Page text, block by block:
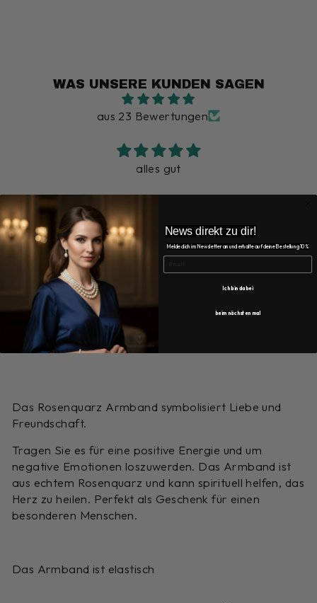
WAS UNSERE KUNDEN SAGEN
aus 23 Bewertungen
alles gut
Anonymous
Das Rosenquarz Armband symbolisiert Liebe und
Freundschaft.
Tragen Sie es für eine positive Energie und um
negative Emotionen loszuwerden. Das Armband ist
aus echtem Rosenquarz und kann spirituell helfen, das
Herz zu heilen. Perfekt als Geschenk für einen
besonderen Menschen.
Das Armband ist elastisch
News direkt zu dir!
Melde dich im Newsletter an und erhalte auf deine Bestellung 10%
EMAIL
Ich bin dabei
beim nächsten mal